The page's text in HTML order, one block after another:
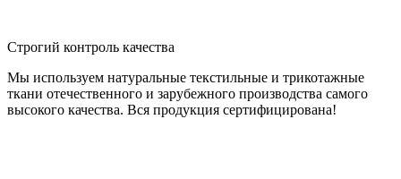
Строгий контроль качества
Мы используем натуральные текстильные и трикотажные
ткани отечественного и зарубежного производства самого
высокого качества. Вся продукция сертифицирована!